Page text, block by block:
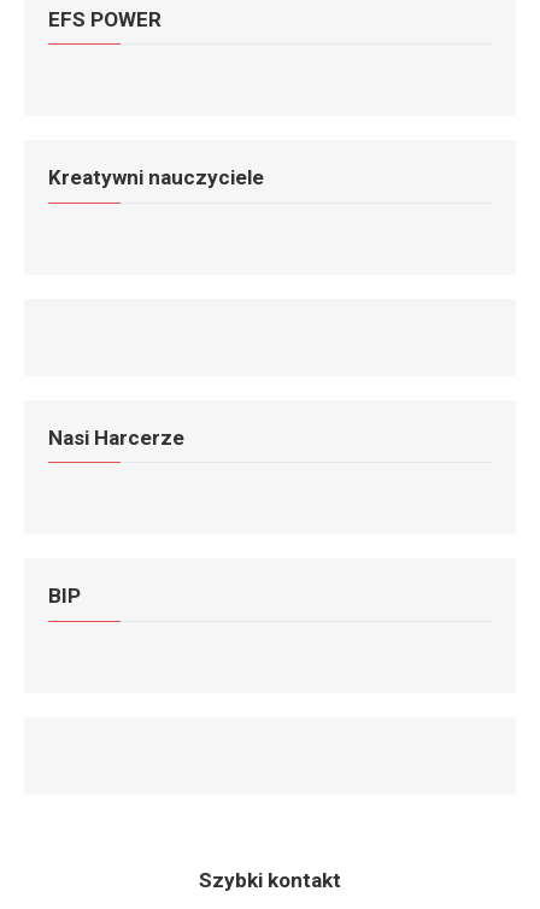
EFS POWER
Kreatywni nauczyciele
Nasi Harcerze
BIP
Szybki kontakt